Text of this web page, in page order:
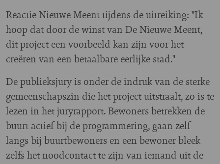
Reactie Nieuwe Meent tijdens de uitreiking: "Ik
hoop dat door de winst van De Nieuwe Meent,
dit project een voorbeeld kan zijn voor het
creëren van een betaalbare eerlijke stad."
De publieksjury is onder de indruk van de sterke
gemeenschapszin die het project uitstraalt, zo is te
lezen in het juryrapport. Bewoners betrekken de
buurt actief bij de programmering, gaan zelf
langs bij buurtbewoners en een bewoner bleek
zelfs het noodcontact te zijn van iemand uit de